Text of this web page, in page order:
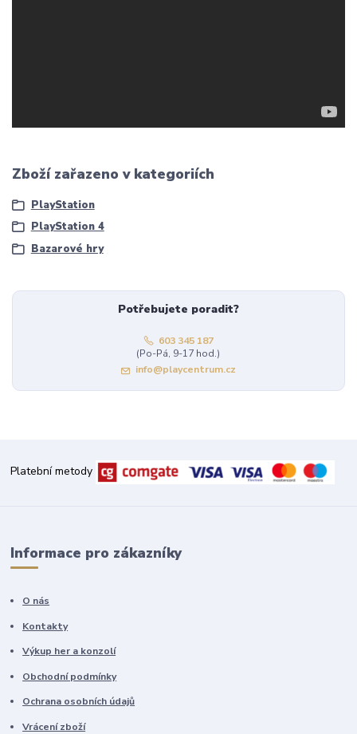
Zboží zařazeno v kategoriích
PlayStation
PlayStation 4
Bazarové hry
Potřebujete poradit?
603 345 187
(Po-Pá, 9-17 hod.)
info@playcentrum.cz
Platební metody
Informace pro zákazníky
O nás
Kontakty
Výkup her a konzolí
Obchodní podmínky
Ochrana osobních údajů
Vrácení zboží